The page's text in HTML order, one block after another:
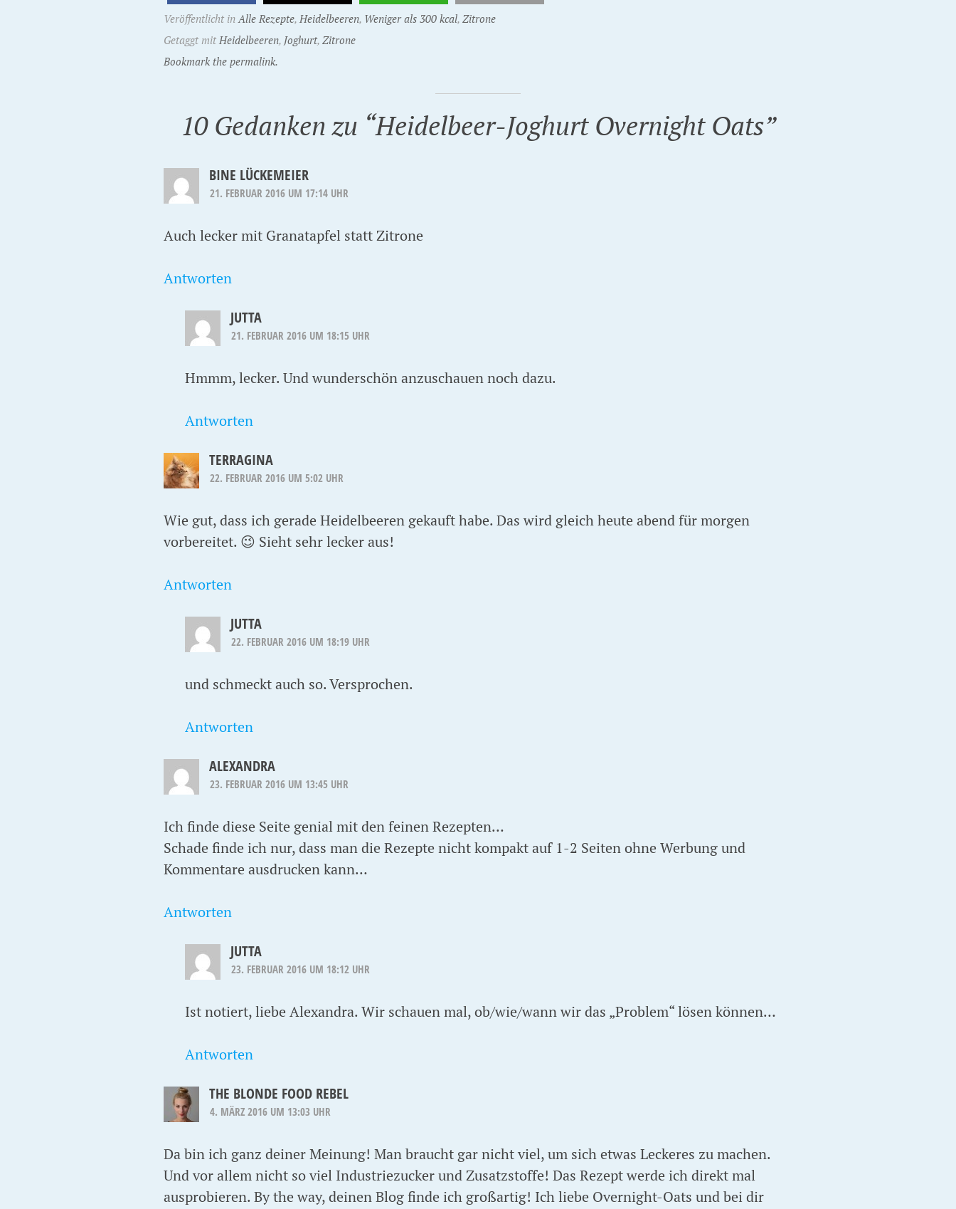
Veröffentlicht inAlle Rezepte, Heidelbeeren, Weniger als 300 kcal, Zitrone
Getaggt mit Heidelbeeren, Joghurt, Zitrone
Bookmark the permalink.
10 Gedanken zu “Heidelbeer-Joghurt Overnight Oats”
BINE LÜCKEMEIER
21. FEBRUAR 2016 UM 17:14 UHR
Auch lecker mit Granatapfel statt Zitrone
Antworten
JUTTA
21. FEBRUAR 2016 UM 18:15 UHR
Hmmm, lecker. Und wunderschön anzuschauen noch dazu.
Antworten
TERRAGINA
22. FEBRUAR 2016 UM 5:02 UHR
Wie gut, dass ich gerade Heidelbeeren gekauft habe. Das wird gleich heute abend für morgen
vorbereitet. 😉 Sieht sehr lecker aus!
Antworten
JUTTA
22. FEBRUAR 2016 UM 18:19 UHR
und schmeckt auch so. Versprochen.
Antworten
ALEXANDRA
23. FEBRUAR 2016 UM 13:45 UHR
Ich finde diese Seite genial mit den feinen Rezepten…
Schade finde ich nur, dass man die Rezepte nicht kompakt auf 1-2 Seiten ohne Werbung und
Kommentare ausdrucken kann…
Antworten
JUTTA
23. FEBRUAR 2016 UM 18:12 UHR
Ist notiert, liebe Alexandra. Wir schauen mal, ob/wie/wann wir das „Problem“ lösen können…
Antworten
THE BLONDE FOOD REBEL
4. MÄRZ 2016 UM 13:03 UHR
Da bin ich ganz deiner Meinung! Man braucht gar nicht viel, um sich etwas Leckeres zu machen.
Und vor allem nicht so viel Industriezucker und Zusatzstoffe! Das Rezept werde ich direkt mal
ausprobieren. By the way, deinen Blog finde ich großartig! Ich liebe Overnight-Oats und bei dir